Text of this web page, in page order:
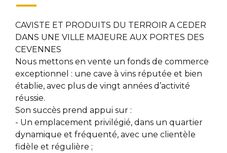
CAVISTE ET PRODUITS DU TERROIR A CEDER
DANS UNE VILLE MAJEURE AUX PORTES DES
CEVENNES
Nous mettons en vente un fonds de commerce
exceptionnel : une cave à vins réputée et bien
établie, avec plus de vingt années d’activité
réussie.
Son succès prend appui sur :
- Un emplacement privilégié, dans un quartier
dynamique et fréquenté, avec une clientèle
fidèle et régulière ;